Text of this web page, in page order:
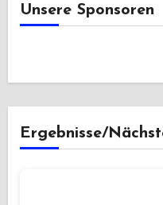
Unsere Sponsoren
Ergebnisse/